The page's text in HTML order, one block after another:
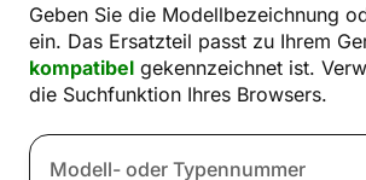
Geben Sie die Modellbezeichnung
ein. Das Ersatzteil passt zu Ihrem
kompatibel gekennzeichnet ist.
die Suchfunktion Ihres Browsers.